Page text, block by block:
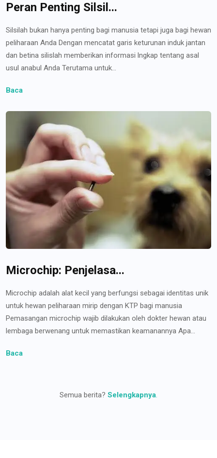
Peran Penting Silsil...
Silsilah bukan hanya penting bagi manusia tetapi juga bagi hewan
peliharaan Anda Dengan mencatat garis keturunan induk jantan
dan betina silislah memberikan informasi lngkap tentang asal
usul anabul Anda Terutama untuk...
Baca
Microchip: Penjelasa...
Microchip adalah alat kecil yang berfungsi sebagai identitas unik
untuk hewan peliharaan mirip dengan KTP bagi manusia
Pemasangan microchip wajib dilakukan oleh dokter hewan atau
lembaga berwenang untuk memastikan keamanannya Apa...
Baca
Semua berita? Selengkapnya